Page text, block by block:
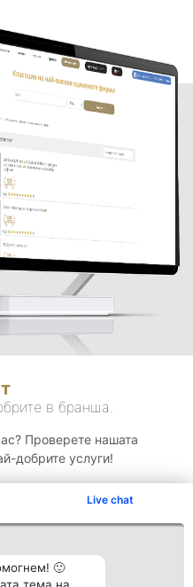
Live chat
🙂
в бранша.
Проверете нашата
добрите услуги!